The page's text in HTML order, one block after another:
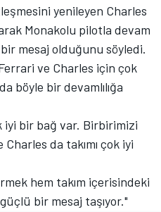
yenileyen Charles
Monakolu pilotla devam
mesaj olduğunu söyledi.
ve Charles için çok
böyle bir devamlılığa
iyi bir bağ var. Birbirimizi
da takımı çok iyi
hem takım içerisindeki
bir mesaj taşıyor."